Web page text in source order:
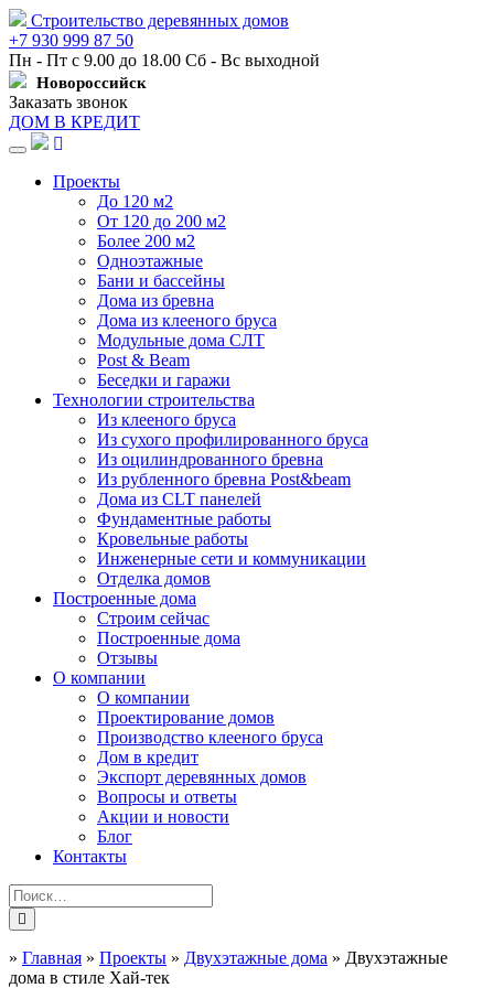
Строительство деревянных домов
+7 930 999 87 50
Пн - Пт с 9.00 до 18.00 Сб - Вс выходной
Новороссийск
Заказать звонок
ДОМ В КРЕДИТ
Навигация
Проекты
До 120 м2
От 120 до 200 м2
Более 200 м2
Одноэтажные
Бани и бассейны
Дома из бревна
Дома из клееного бруса
Модульные дома СЛТ
Post & Beam
Беседки и гаражи
Технологии строительства
Из клееного бруса
Из сухого профилированного бруса
Из оцилиндрованного бревна
Из рубленного бревна Post&beam
Дома из CLT панелей
Фундаментные работы
Кровельные работы
Инженерные сети и коммуникации
Отделка домов
Построенные дома
Строим сейчас
Построенные дома
Отзывы
О компании
О компании
Проектирование домов
Производство клееного бруса
Дом в кредит
Экспорт деревянных домов
Вопросы и ответы
Акции и новости
Блог
Контакты
» Главная » Проекты » Двухэтажные дома » Двухэтажные
дома в стиле Хай-тек